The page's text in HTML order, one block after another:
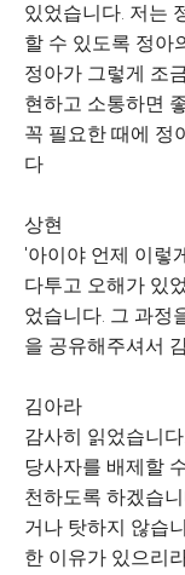
있었습니다. 저는
할 수 있도록 정아
정아가 그렇게 조
현하고 소통하면
꼭 필요한 때에 정
다
상현
'아이야 언제 이렇
다투고 오해가 있
었습니다. 그 과정
을 공유해주셔서
김아라
감사히 읽었습니
당사자를 배제할
천하도록 하겠습
거나 탓하지 않습
한 이유가 있으리